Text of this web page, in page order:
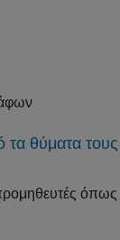
θύματα
όπως